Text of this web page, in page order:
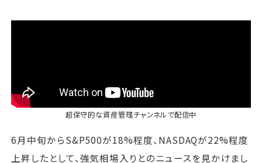
超保守的な資産管理チャンネルで配信中
6月中旬からS&P500が18%程度、NASDAQが22%程度
上昇したとして、強気相場入りとのニュースを見かけまし